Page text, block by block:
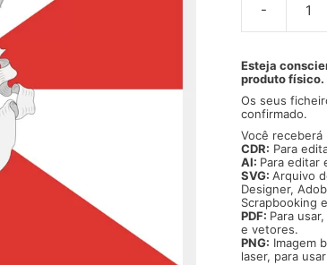
-
Quantidade
de
bandeira
Sines
cidade
brasão
flag
cdr
ai
svg
pdf
png
Esteja
produto físico.
Os seus
confirmado.
Você
CDR: Para
AI: Para editar
SVG: Arquivo
Designer,
Scrapbooking
PDF: Para
e vetores.
PNG: Imagem
laser, para